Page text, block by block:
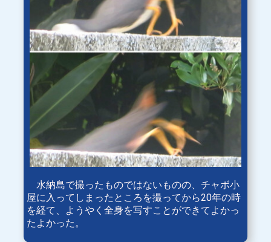
水納島で撮ったものではないものの、チャボ小
屋に入ってしまったところを撮ってから20年の時
を経て、ようやく全身を写すことができてよかっ
たよかった。